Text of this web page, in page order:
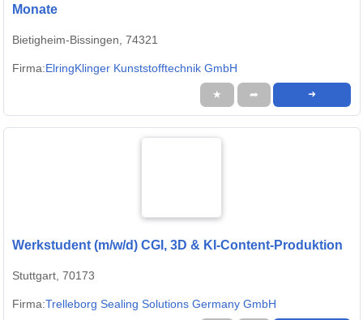
Monate
Bietigheim-Bissingen, 74321
Firma:ElringKlinger Kunststofftechnik GmbH
★ ➦ ➜
Werkstudent (m/w/d) CGI, 3D & KI-Content-Produktion
Stuttgart, 70173
Firma:Trelleborg Sealing Solutions Germany GmbH